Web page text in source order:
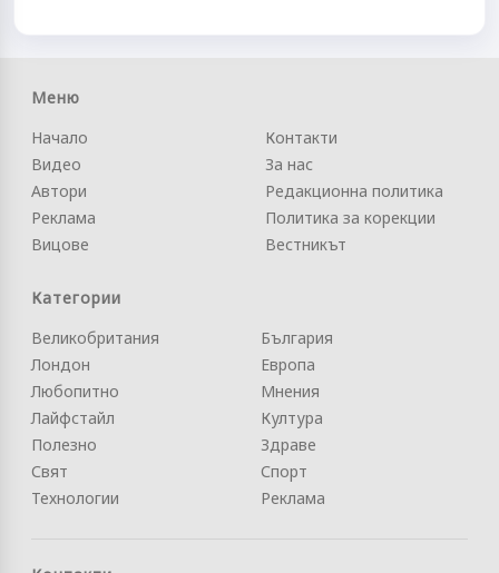
Меню
Начало
Видео
Автори
Реклама
Вицове
Контакти
За нас
Редакционна политика
Политика за корекции
Вестникът
Категории
Великобритания
Лондон
Любопитно
Лайфстайл
Полезно
Свят
Технологии
България
Европа
Мнения
Култура
Здраве
Спорт
Реклама